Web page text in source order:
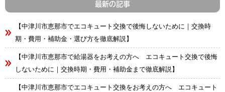
最新の記事
【中津川市恵那市でエコキュート交換で後悔しないために｜交換時
期・費用・補助金・選び方を徹底解説】
【中津川市恵那市で給湯器をお考えの方へ エコキュート交換で後悔
しないために｜交換時期・費用・補助金まで徹底解説】
【中津川市恵那市でエコキュート交換をお考えの方へ エコキュート